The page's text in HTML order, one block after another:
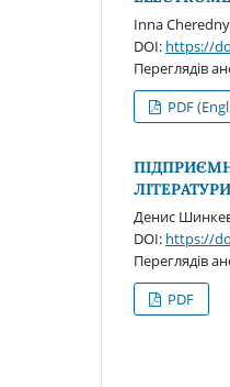
Inna
DOI: https://
Переглядів
PDF
ЛІТЕРАТУРИ
Денис
DOI: https://
Переглядів
PDF